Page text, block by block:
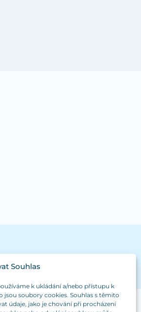
Souhlas
k ukládání a/nebo přístupu k
soubory cookies. Souhlas s těmito
údaje, jako je chování při procházení